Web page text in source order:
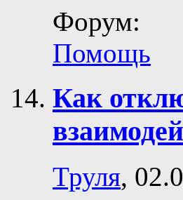
Форум:
Помощь
Как
Труля,